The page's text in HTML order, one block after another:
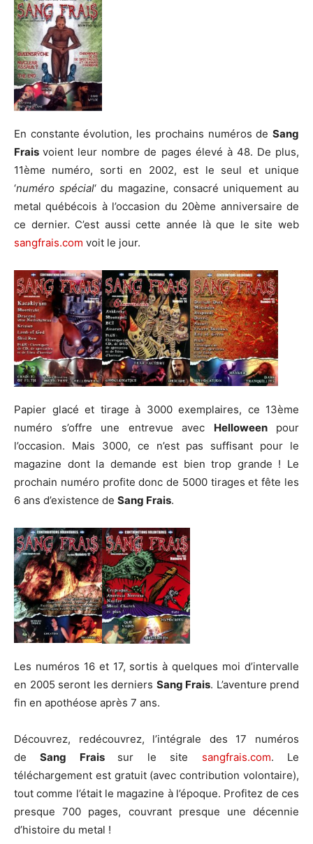
En constante évolution, les prochains numéros de Sang
Fraisvoient leur nombre de pages élevé à 48. De plus,
11ème numéro, sorti en 2002, est le seul et unique
‘numéro spécial‘ du magazine, consacré uniquement au
metal québécois à l’occasion du 20ème anniversaire de
ce dernier. C’est aussi cette année là que le site web
sangfrais.com voit le jour.
Papier glacé et tirage à 3000 exemplaires, ce 13ème
numéro s’offre une entrevue avec Helloweenpour
l’occasion. Mais 3000, ce n’est pas suffisant pour le
magazine dont la demande est bien trop grande ! Le
prochain numéro profite donc de 5000 tirages et fête les
6 ans d’existence de Sang Frais.
Les numéros 16 et 17, sortis à quelques moi d’intervalle
en 2005 seront les derniers Sang Frais. L’aventure prend
fin en apothéose après 7 ans.
Découvrez, redécouvrez, l’intégrale des 17 numéros
deSang Frais sur le site sangfrais.com. Le
téléchargement est gratuit (avec contribution volontaire),
tout comme l’était le magazine à l’époque. Profitez de ces
presque 700 pages, couvrant presque une décennie
d’histoire du metal !